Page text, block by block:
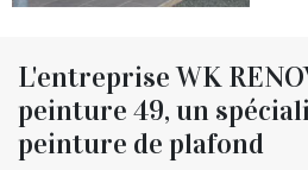
L'entreprise WK
peinture 49, un
peinture de plafond